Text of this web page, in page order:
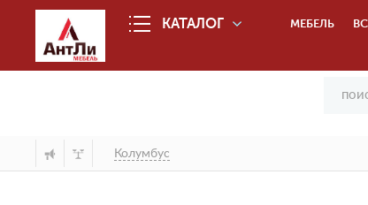
КАТАЛОГ МЕБЕЛЬ
Колумбус